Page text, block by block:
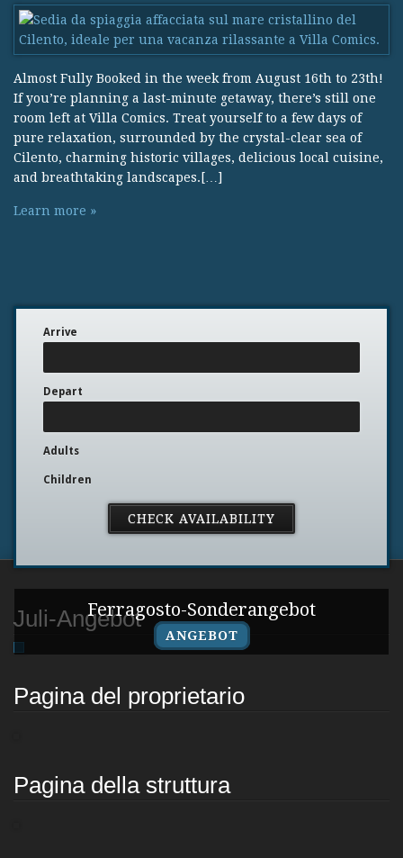
Almost Fully Booked in the week from August 16th to 23th!
If you’re planning a last-minute getaway, there’s still one
room left at Villa Comics. Treat yourself to a few days of
pure relaxation, surrounded by the crystal-clear sea of
Cilento, charming historic villages, delicious local cuisine,
and breathtaking landscapes.[…]
Learn more »
Arrive
Depart
Adults
Children
Juli-AngebotFerragosto-Sonderangebot
ANGEBOT
Pagina del proprietario
Pagina della struttura